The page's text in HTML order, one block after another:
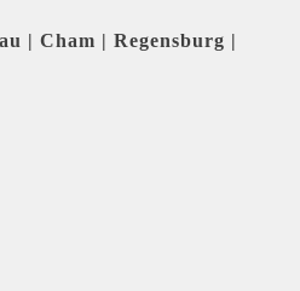
| Cham | Regensburg |